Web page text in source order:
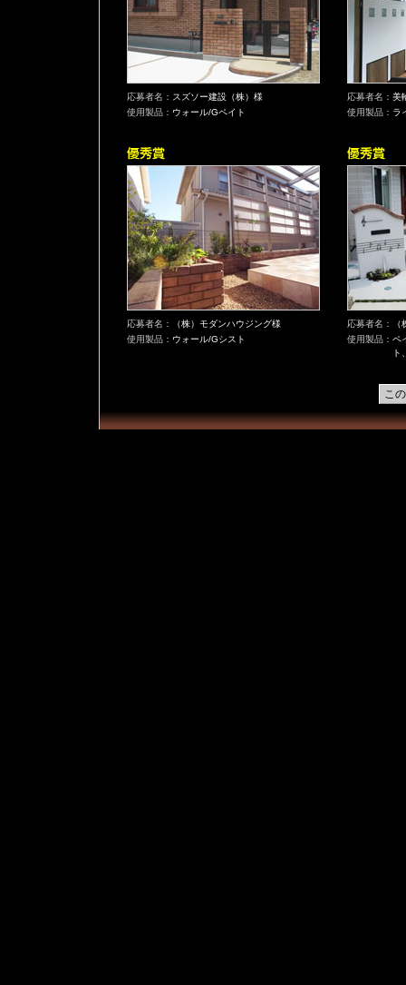
応募者名： スズソー建設（株）様
使用製品： ウォール/Gペイト
応募者名： 美
使用製品： ラ
応募者名：
（株）モダンハウジング様
使用製品： ウォール/Gシスト
応募者名：
使用製品： ペ
ト
こ